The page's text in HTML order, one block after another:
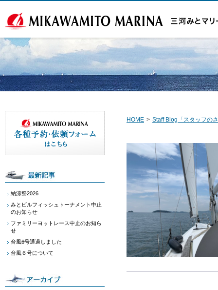
HOME > Staff Blog「スタッフの
納涼祭2026
みとビルフィッシュトーナメント中止
のお知らせ
ファミリーヨットレース中止のお知ら
せ
台風6号通過しました
台風６号について